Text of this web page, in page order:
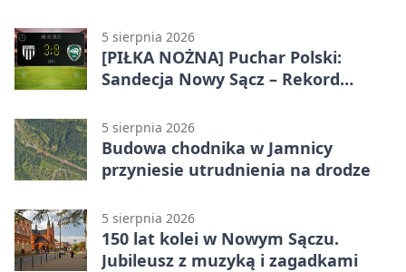
5 sierpnia 2026
[PIŁKA NOŻNA] Puchar Polski:
Sandecja Nowy Sącz – Rekord
5 sierpnia 2026
Budowa chodnika w Jamnicy
przyniesie utrudnienia na drodze
5 sierpnia 2026
150 lat kolei w Nowym Sączu.
Jubileusz z muzyką i zagadkami